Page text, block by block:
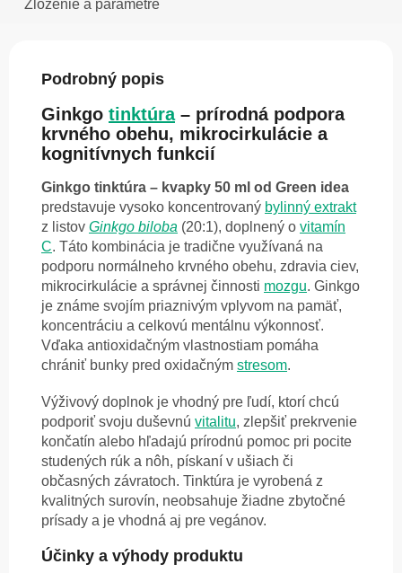
Zloženie a parametre
Podrobný popis
Ginkgo tinktúra– prírodná podpora
krvného obehu, mikrocirkulácie a
kognitívnych funkcií
Ginkgo tinktúra – kvapky 50 ml od Green idea
predstavuje vysoko koncentrovaný bylinný extrakt
z listov Ginkgo biloba (20:1), doplnený o vitamín
C. Táto kombinácia je tradične využívaná na
podporu normálneho krvného obehu, zdravia ciev,
mikrocirkulácie a správnej činnosti mozgu. Ginkgo
je známe svojím priaznivým vplyvom na pamäť,
koncentráciu a celkovú mentálnu výkonnosť.
Vďaka antioxidačným vlastnostiam pomáha
chrániť bunky pred oxidačným stresom.
Výživový doplnok je vhodný pre ľudí, ktorí chcú
podporiť svoju duševnú vitalitu, zlepšiť prekrvenie
končatín alebo hľadajú prírodnú pomoc pri pocite
studených rúk a nôh, pískaní v ušiach či
občasných závratoch. Tinktúra je vyrobená z
kvalitných surovín, neobsahuje žiadne zbytočné
prísady a je vhodná aj pre vegánov.
Účinky a výhody produktu